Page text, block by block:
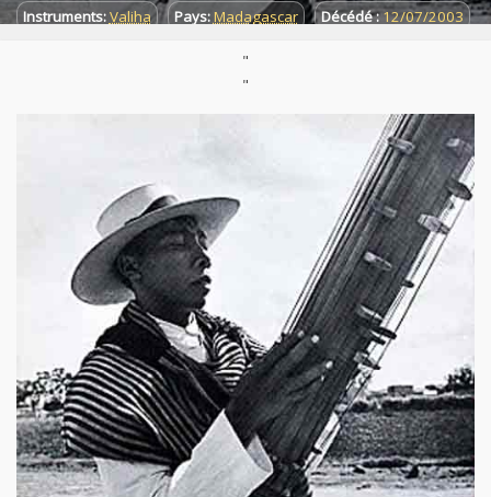
Instruments:Valiha Pays:Madagascar Décédé : 12/07/2003
31/12/1928
"
"